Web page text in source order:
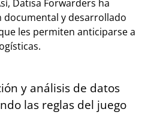
Datisa Forwarders ha
documental y desarrollado
les permiten anticiparse a
y análisis de datos
las reglas del juego